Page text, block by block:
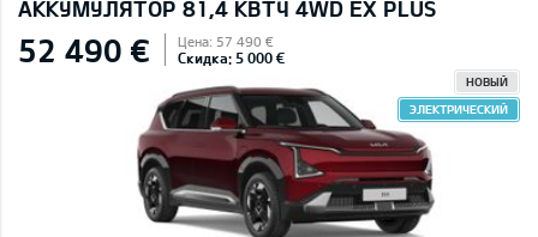
AККУМУЛЯТОР 81,4 КВТЧ 4WD EX PLUS
52 490 € Цена: 57 490 €
Скидка: 5 000 €
НОВЫЙ
ЭЛЕКТРИЧЕСКИЙ